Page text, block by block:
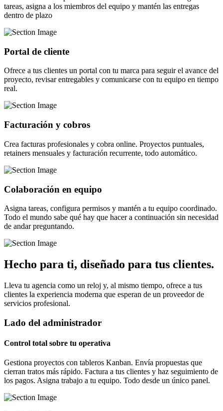
tareas, asigna a los miembros del equipo y mantén las entregas
dentro de plazo
Portal de cliente
Ofrece a tus clientes un portal con tu marca para seguir el avance del
proyecto, revisar entregables y comunicarse con tu equipo en tiempo
real.
Facturación y cobros
Crea facturas profesionales y cobra online. Proyectos puntuales,
retainers mensuales y facturación recurrente, todo automático.
Colaboración en equipo
Asigna tareas, configura permisos y mantén a tu equipo coordinado.
Todo el mundo sabe qué hay que hacer a continuación sin necesidad
de andar preguntando.
Hecho para ti, diseñado para tus clientes.
Lleva tu agencia como un reloj y, al mismo tiempo, ofrece a tus
clientes la experiencia moderna que esperan de un proveedor de
servicios profesional.
Lado del administrador
Control total sobre tu operativa
Gestiona proyectos con tableros Kanban. Envía propuestas que
cierran tratos más rápido. Factura a tus clientes y haz seguimiento de
los pagos. Asigna trabajo a tu equipo. Todo desde un único panel.